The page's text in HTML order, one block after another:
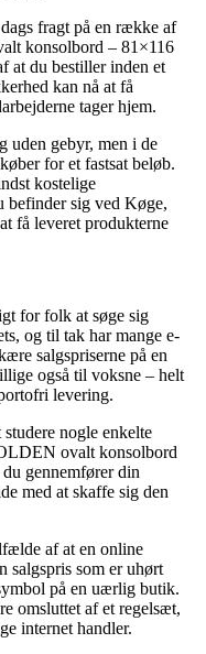
fragt på en række af
konsolbord – 81×116
at du bestiller inden et
kan nå at få
tager hjem.
uden gebyr, men i de
for et fastsat beløb.
kostelige
befinder sig ved Køge,
få leveret produkterne
for folk at søge sig
og til tak har mange e-
salgspriserne på en
også til voksne – helt
levering.
nogle enkelte
ovalt konsolbord
gennemfører din
med at skaffe sig den
af at en online
salgspris som er uhørt
på en uærlig butik.
omsluttet af et regelsæt,
internet handler.